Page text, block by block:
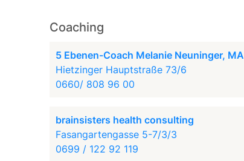
Coaching
5 Ebenen-Coach Melanie Neuninger, MA
Hietzinger Hauptstraße 73/6
0660/ 808 96 00
brainsisters health consulting
Fasangartengasse 5-7/3/3
0699 / 122 92 119